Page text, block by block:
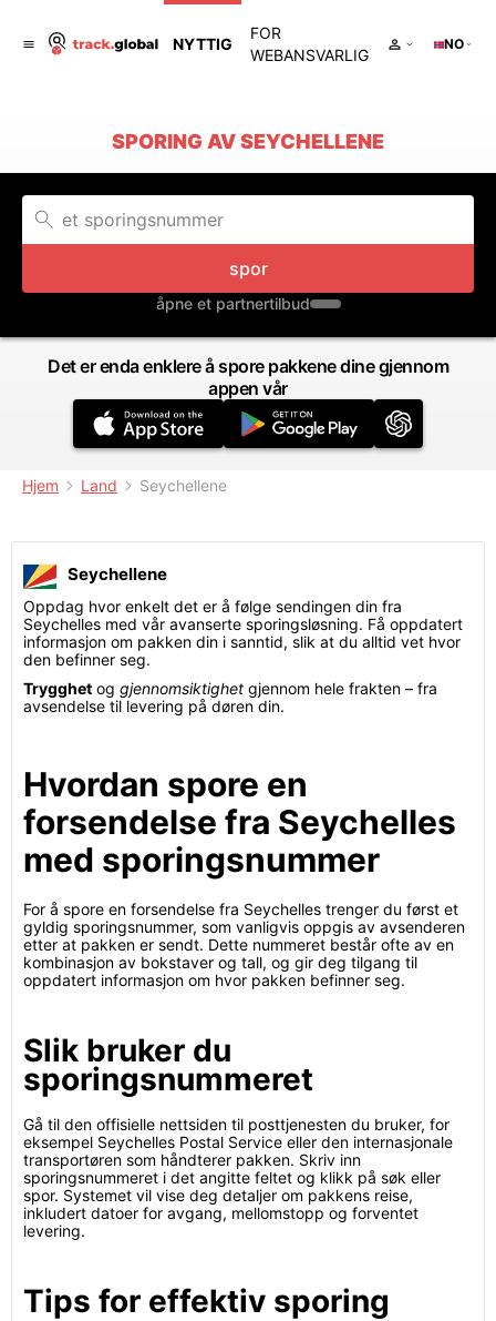
NYTTIG
FOR
WEBANSVARLIG
NO
SPORING AV SEYCHELLENE
spor
åpne et partnertilbud
Det er enda enklere å spore pakkene dine gjennom
appen vår
Hjem Land Seychellene
Seychellene
Oppdag hvor enkelt det er å følge sendingen din fra
Seychelles med vår avanserte sporingsløsning. Få oppdatert
informasjon om pakken din i sanntid, slik at du alltid vet hvor
den befinner seg.
Trygghet og gjennomsiktighet gjennom hele frakten – fra
avsendelse til levering på døren din.
Hvordan spore en
forsendelse fra Seychelles
med sporingsnummer
For å spore en forsendelse fra Seychelles trenger du først et
gyldig sporingsnummer, som vanligvis oppgis av avsenderen
etter at pakken er sendt. Dette nummeret består ofte av en
kombinasjon av bokstaver og tall, og gir deg tilgang til
oppdatert informasjon om hvor pakken befinner seg.
Slik bruker du
sporingsnummeret
Gå til den offisielle nettsiden til posttjenesten du bruker, for
eksempel Seychelles Postal Service eller den internasjonale
transportøren som håndterer pakken. Skriv inn
sporingsnummeret i det angitte feltet og klikk på søk eller
spor. Systemet vil vise deg detaljer om pakkens reise,
inkludert datoer for avgang, mellomstopp og forventet
levering.
Tips for effektiv sporing